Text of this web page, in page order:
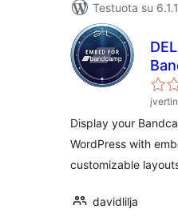
Testuota su
Display your
WordPress with
customizable
davidlilja